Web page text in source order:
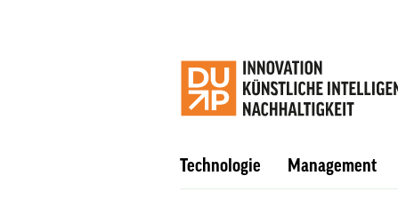
Technologie Management